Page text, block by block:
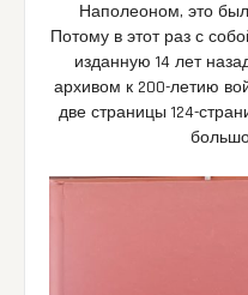
Наполеоном, это
Потому в этот раз с
изданную 14 лет
архивом к 200-летию
две страницы 124-